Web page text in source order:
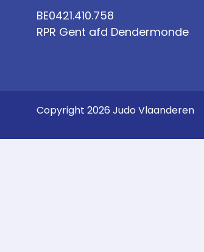
BE0421.410.758
RPR Gent afd Dendermonde
Copyright 2026 Judo Vlaanderen